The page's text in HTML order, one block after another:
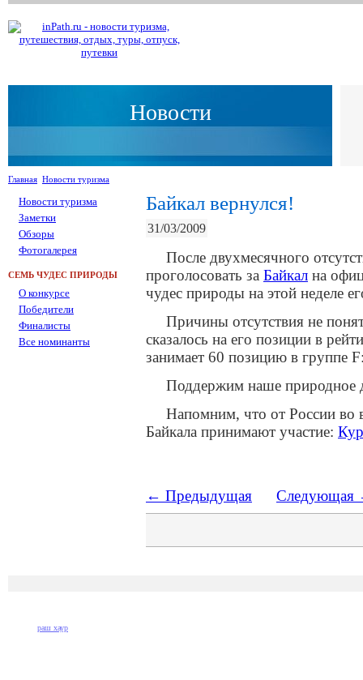
Новости
Главная Новости туризма
Новости туризма
Заметки
Обзоры
Фотогалерея
СЕМЬ ЧУДЕС ПРИРОДЫ
О конкурсе
Победители
Финалисты
Все номинанты
Байкал вернулся!
31/03/2009
После двухмесячного
проголосовать за Байкал на
чудес природы на этой неделе
Причины отсутствия не
сказалось на его позиции в
занимает 60 позицию в группе
Поддержим наше природное
Напомним, что от России во
Байкала принимают участие:
← Предыдущая Следующая
раш хаур